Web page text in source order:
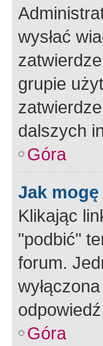
wysłać
grupie
dalszych
Góra
Jak
Klikając
"podbić"
forum.
Góra